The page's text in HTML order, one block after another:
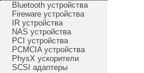
Bluetooth устройства
Fireware устройства
IR устройства
NAS устройства
PCI устройства
PCMCIA устройства
PhysX ускорители
SCSI адаптеры